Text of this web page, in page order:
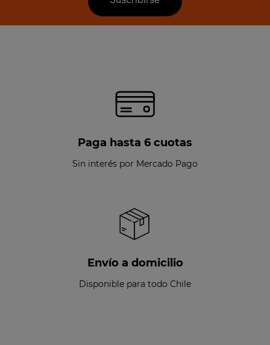
Paga hasta 6 cuotas
Sin interés por Mercado Pago
Envío a domicilio
Disponible para todo Chile